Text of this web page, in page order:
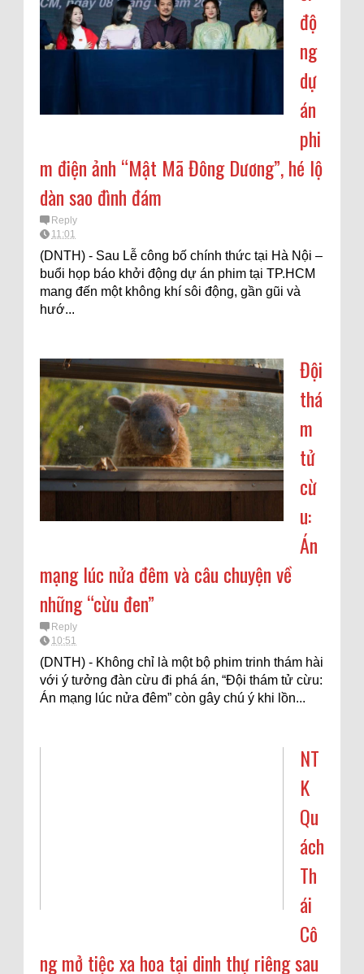
độ
ng
dự
án
phi
m điện ảnh “Mật Mã Đông Dương”, hé lộ
dàn sao đình đám
Reply
11:01
(DNTH) - Sau Lễ công bố chính thức tại Hà Nội –
buổi họp báo khởi động dự án phim tại TP.HCM
mang đến một không khí sôi động, gần gũi và
hướ...
Đội
thá
m
tử
cừ
u:
Án
mạng lúc nửa đêm và câu chuyện về
những “cừu đen”
Reply
10:51
(DNTH) - Không chỉ là một bộ phim trinh thám hài
với ý tưởng đàn cừu đi phá án, “Đội thám tử cừu:
Án mạng lúc nửa đêm” còn gây chú ý khi lồn...
NT
K
Qu
ách
Th
ái
Cô
ng mở tiệc xa hoa tại dinh thự riêng sau